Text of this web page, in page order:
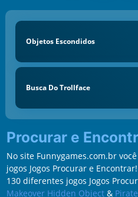
Objetos Escondidos
Busca Do Trollface
Procurar e
No site Funnygames.com.br
jogos Jogos Procurar e
130 diferentes jogos Jogos
Makeover Hidden Object&